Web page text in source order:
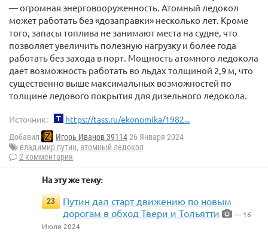
— огромная энерговооруженность. Атомный ледокол
может работать без «дозаправки» несколько лет. Кроме
того, запасы топлива не занимают места на судне, что
позволяет увеличить полезную нагрузку и более года
работать без захода в порт. Мощность атомного ледокола
дает возможность работать во льдах толщиной 2,9 м, что
существенно выше максимальных возможностей по
толщине ледового покрытия для дизельного ледокола.
Источник: https://tass.ru/ekonomika/1982...
Добавил Игорь Иванов 3911426 Января 2024
владимир путин, атомный ледокол
2 комментария
На эту же тему:
23
Путин дал старт движению по новым
дорогам в обход Твери и Тольятти
— 16
Июля 2024